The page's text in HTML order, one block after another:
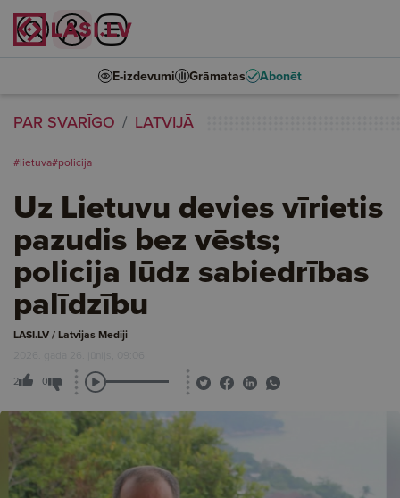
E-izdevumi Grāmatas Abonēt
PAR SVARĪGO LATVIJĀ
#lietuva#policija
Uz Lietuvu devies vīrietis
pazudis bez vēsts;
policija lūdz sabiedrības
palīdzību
LASI.LV / Latvijas Mediji
2026. gada 26. jūnijs, 09:06
2 0